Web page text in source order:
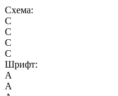
Схема:
C
C
C
C
Шрифт:
A
A